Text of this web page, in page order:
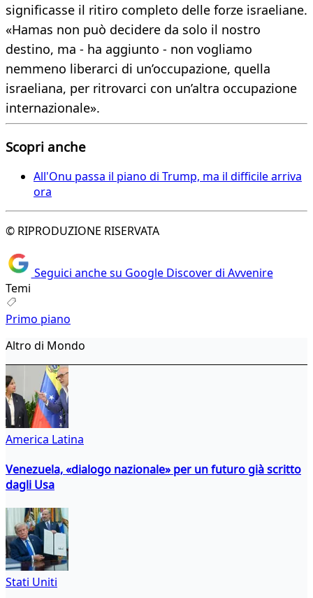
significasse il ritiro completo delle forze israeliane.
«Hamas non può decidere da solo il nostro
destino, ma - ha aggiunto - non vogliamo
nemmeno liberarci di un’occupazione, quella
israeliana, per ritrovarci con un’altra occupazione
internazionale».
Scopri anche
All'Onu passa il piano di Trump, ma il difficile arriva
ora
© RIPRODUZIONE RISERVATA
Seguici anche su Google Discover di Avvenire
Temi
Primo piano
Altro di Mondo
America Latina
Venezuela, «dialogo nazionale» per un futuro già scritto
dagli Usa
Stati Uniti